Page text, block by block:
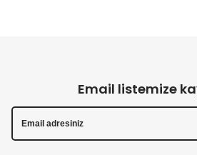
Email listemize